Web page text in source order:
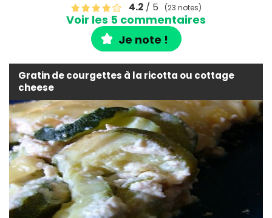
4.2/ 5 (23 notes)
Voir les 5 commentaires
Je note !
Gratin de courgettes à la ricotta ou cottage
cheese